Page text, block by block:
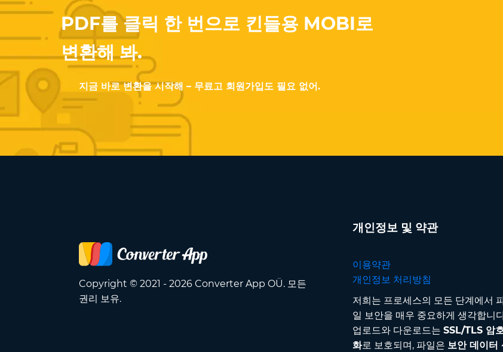
PDF를 클릭 한 번으로 킨들용 MOBI로
변환해 봐.
지금 바로 변환을 시작해 – 무료고 회원가입도 필요 없어.
Copyright © 2021 - 2026 Converter App OÜ. 모든
권리 보유.
개인정보 및 약관
이용약관
개인정보 처리방침
저희는 프로세스의 모든 단계에서
일 보안을 매우 중요하게 생각합니
업로드와 다운로드는 SSL/TLS 암
화로 보호되며, 파일은 보안 데이터